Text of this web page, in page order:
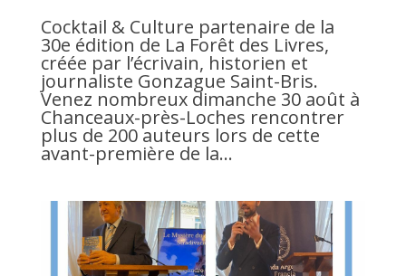
Cocktail & Culture partenaire de la
30e édition de La Forêt des Livres,
créée par l’écrivain, historien et
journaliste Gonzague Saint-Bris.
Venez nombreux dimanche 30 août à
Chanceaux-près-Loches rencontrer
plus de 200 auteurs lors de cette
avant-première de la...